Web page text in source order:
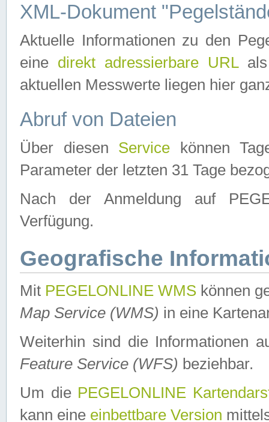
XML-Dokument
Aktuelle Informationen zu den
eine direkt adressierbare URLals
aktuellen Messwerte liegen hier
Abruf von Dateien
Über diesen Service können
Parameter der letzten 31 Tage
Nach der Anmeldung auf
Verfügung.
Geografische
Mit PEGELONLINE WMS können
Map Service (WMS) in eine
Weiterhin sind die Informationen
Feature Service (WFS) beziehbar.
Um die PEGELONLINE
kann eine einbettbare Version